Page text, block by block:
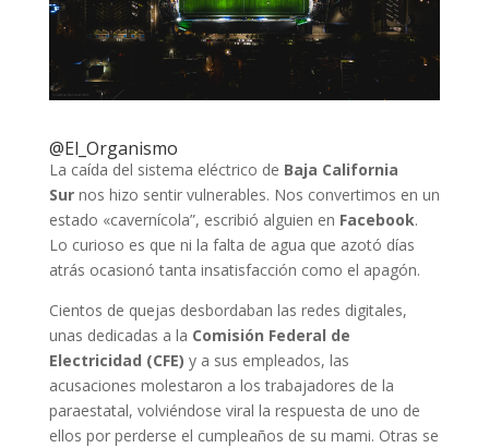
@El_Organismo
La caída del sistema eléctrico de Baja California
Surnos hizo sentir vulnerables. Nos convertimos en un
estado «cavernícola”, escribió alguien en Facebook.
Lo curioso es que ni la falta de agua que azotó días
atrás ocasionó tanta insatisfacción como el apagón.
Cientos de quejas desbordaban las redes digitales,
unas dedicadas a la Comisión Federal de
Electricidad (CFE) y a sus empleados, las
acusaciones molestaron a los trabajadores de la
paraestatal, volviéndose viral la respuesta de uno de
ellos por perderse el cumpleaños de su mami. Otras se